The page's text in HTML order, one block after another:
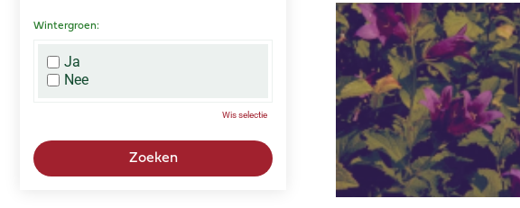
Roze
Zwart
Wintergroen:
Ja
Nee
Wis selectie